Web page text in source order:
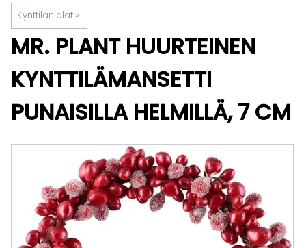
Kynttilänjalat ‪»
MR. PLANT HUURTEINEN
KYNTTILÄMANSETTI
PUNAISILLA HELMILLÄ, 7 CM